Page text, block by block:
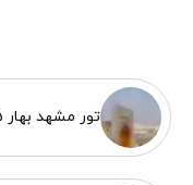
تور مشهد بهار 1405